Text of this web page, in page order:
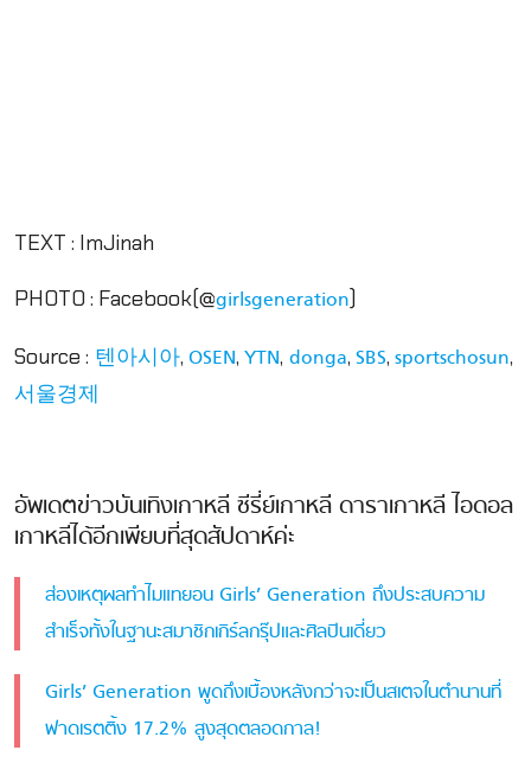
TEXT : ImJinah
PHOTO : Facebook(@girlsgeneration)
Source : 텐아시아, OSEN, YTN, donga, SBS, sportschosun,
서울경제
อัพเดตข่าวบันเทิงเกาหลี ซีรี่ย์เกาหลี ดาราเกาหลี ไอดอล
เกาหลีได้อีกเพียบที่สุดสัปดาห์ค่ะ
ส่องเหตุผลทำไมแทยอน Girls’ Generation ถึงประสบความ
สำเร็จทั้งในฐานะสมาชิกเกิร์ลกรุ๊ปและศิลปินเดี่ยว
Girls’ Generation พูดถึงเบื้องหลังกว่าจะเป็นสเตจในตำนานที่
ฟาดเรตติ้ง 17.2% สูงสุดตลอดกาล!